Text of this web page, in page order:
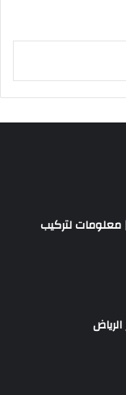
معلومات لتركيب